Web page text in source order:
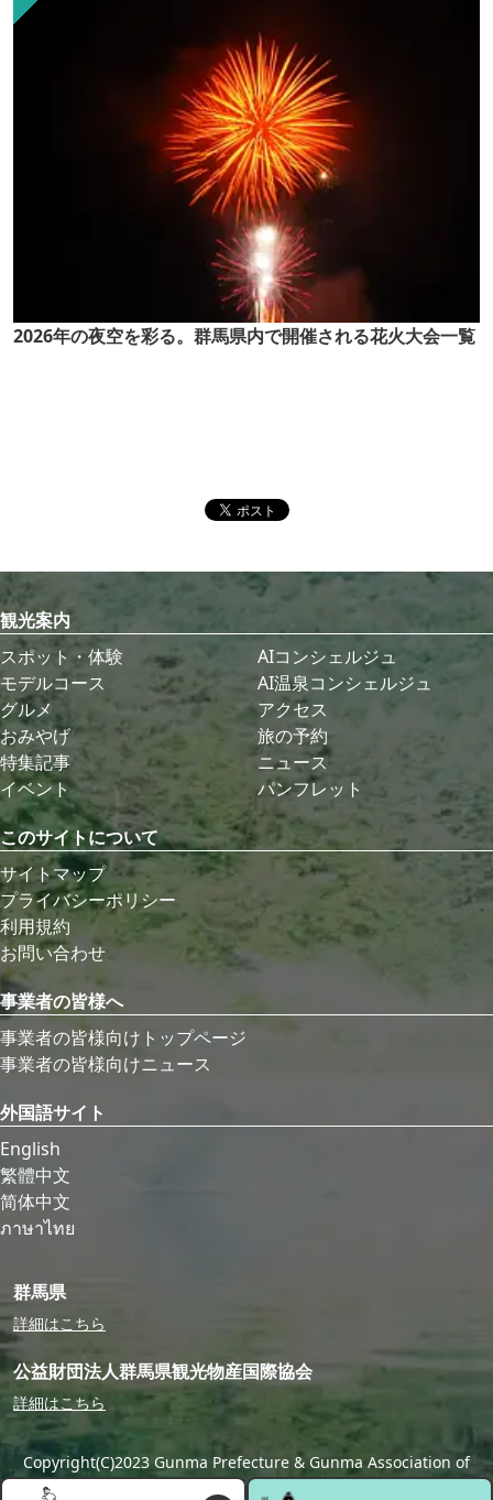
2026年の夜空を彩る。群馬県内で開催される花火大会一覧
観光案内
スポット・体験
モデルコース
グルメ
おみやげ
特集記事
イベント
AIコンシェルジュ
AI温泉コンシェルジュ
アクセス
旅の予約
ニュース
パンフレット
このサイトについて
サイトマップ
プライバシーポリシー
利用規約
お問い合わせ
事業者の皆様へ
事業者の皆様向けトップページ
事業者の皆様向けニュース
外国語サイト
English
繁體中文
简体中文
ภาษาไทย
群馬県
詳細はこちら
公益財団法人群馬県観光物産国際協会
詳細はこちら
Copyright(C)2023 Gunma Prefecture & Gunma Association of
Tourism,Local Products & International Exchange